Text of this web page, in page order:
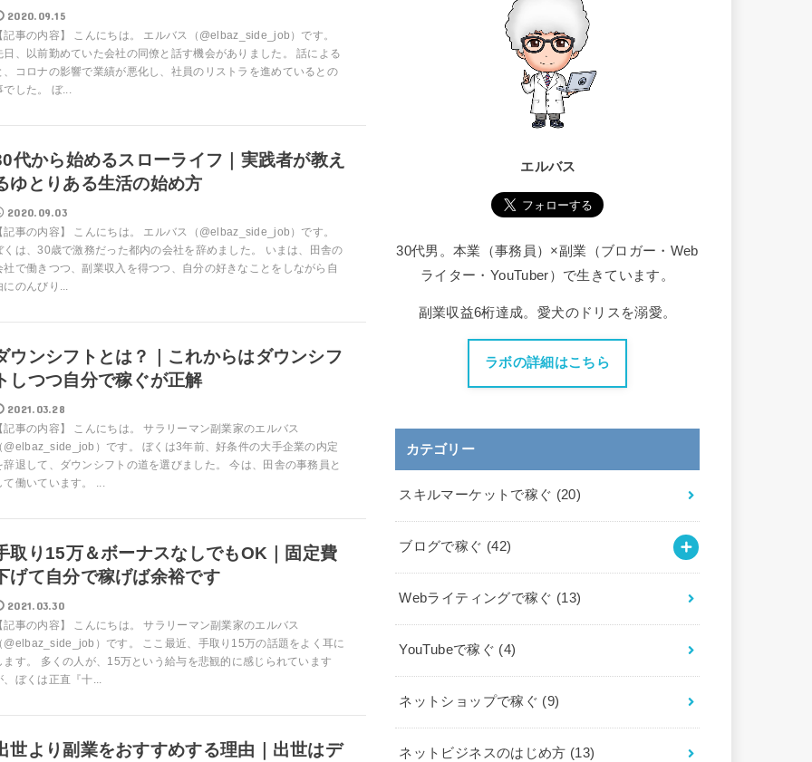
2020.09.15
記事の内容】 こんにちは。 エルバス（@elbaz_side_job）です。
日、以前勤めていた会社の同僚と話す機会がありました。 話による
、コロナの影響で業績が悪化し、社員のリストラを進めているとの
でした。 ぼ...
代から始めるスローライフ｜実践者が教え
ゆとりある生活の始め方
2020.09.03
記事の内容】 こんにちは。 エルバス（@elbaz_side_job）です。
くは、30歳で激務だった都内の会社を辞めました。 いまは、田舎の
社で働きつつ、副業収入を得つつ、自分の好きなことをしながら自
にのんびり...
ウンシフトとは？｜これからはダウンシフ
しつつ自分で稼ぐが正解
2021.03.28
記事の内容】 こんにちは。 サラリーマン副業家のエルバス
@elbaz_side_job）です。 ぼくは3年前、好条件の大手企業の内定
辞退して、ダウンシフトの道を選びました。 今は、田舎の事務員と
て働いています。 ...
取り15万＆ボーナスなしでもOK｜固定費
げて自分で稼げば余裕です
2021.03.30
記事の内容】 こんにちは。 サラリーマン副業家のエルバス
@elbaz_side_job）です。 ここ最近、手取り15万の話題をよく耳に
ます。 多くの人が、15万という給与を悲観的に感じられています
、ぼくは正直『十...
世より副業をおすすめする理由｜出世はデ
エルバス
30代男。本業（事務員）×副業（ブロガー・Web
ライター・YouTuber）で生きています。
副業収益6桁達成。愛犬のドリスを溺愛。
ラボの詳細はこちら
カテゴリー
スキルマーケットで稼ぐ (20)
ブログで稼ぐ (42)
Webライティングで稼ぐ (13)
YouTubeで稼ぐ (4)
ネットショップで稼ぐ (9)
ネットビジネスのはじめ方 (13)